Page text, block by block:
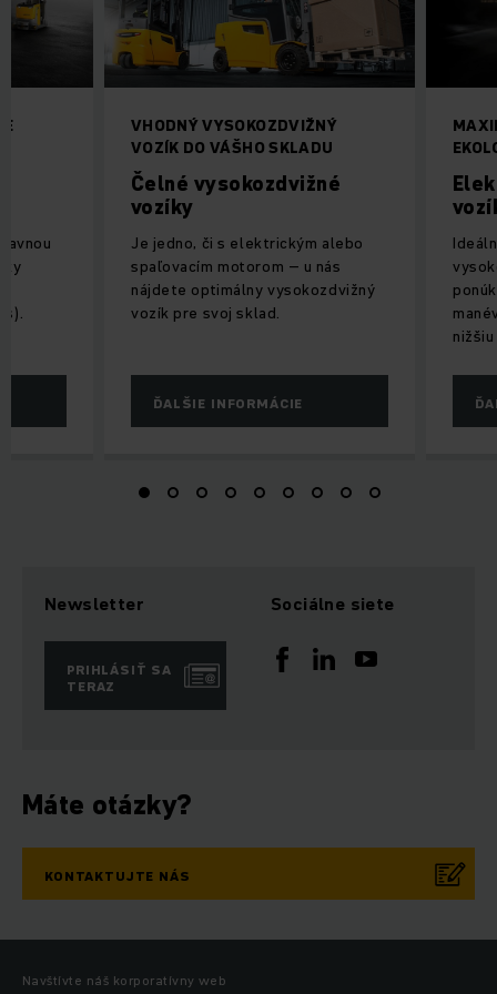
VHODNÝ VYSOKOZDVIŽNÝ
VOZÍK DO VÁŠHO SKLADU
Čelné vysokozdvižné
vozíky
Je jedno, či s elektrickým alebo
spaľovacím motorom – u nás
nájdete optimálny vysokozdvižný
vozík pre svoj sklad.
ĎALŠIE INFORMÁCIE
Newsletter
PRIHLÁSIŤ SA
TERAZ
Sociálne siete
Máte otázky?
KONTAKTUJTE NÁS
Navštívte náš korporatívny web